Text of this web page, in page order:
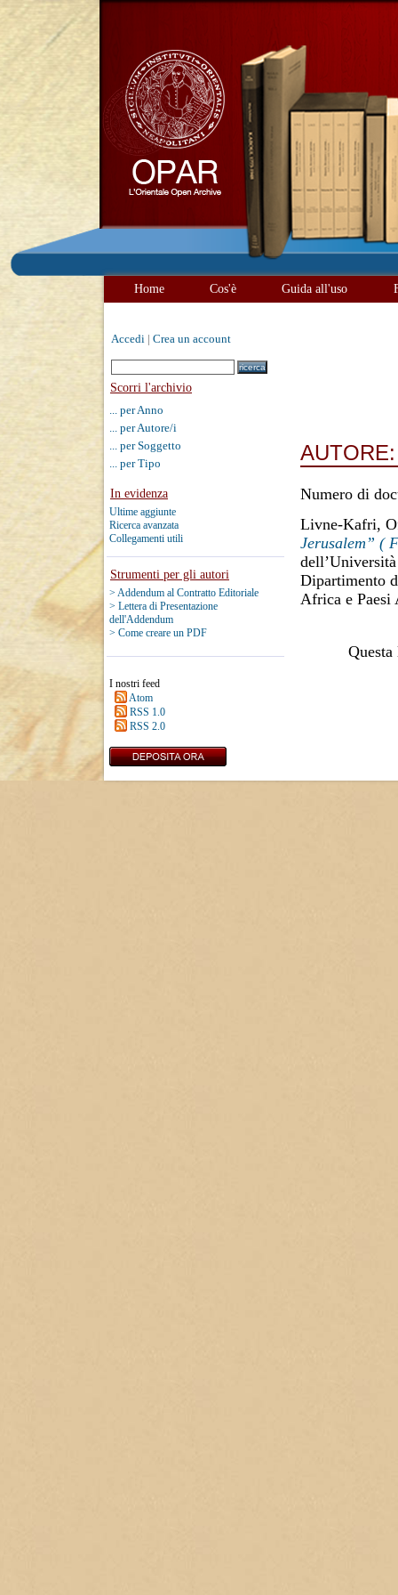
Home Cos'è Guida all'uso
Accedi Crea un account
Scorri l'archivio
... per Anno
... per Autore/i
... per Soggetto
... per Tipo
In evidenza
Ultime aggiunte
Ricerca avanzata
Collegamenti utili
Strumenti per gli autori
> Addendum al Contratto Editoriale
> Lettera di Presentazione
dell'Addendum
> Come creare un PDF
I nostri feed
Atom
RSS 1.0
RSS 2.0
Numero di
Livne-Kafri,
Jerusalem” (
Dipartimento
Africa e Paesi